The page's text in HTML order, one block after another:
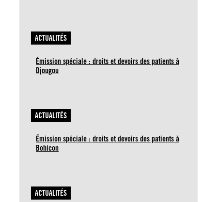
ACTUALITÉS
Émission spéciale : droits et devoirs des patients à
Djougou
ACTUALITÉS
Émission spéciale : droits et devoirs des patients à
Bohicon
ACTUALITÉS